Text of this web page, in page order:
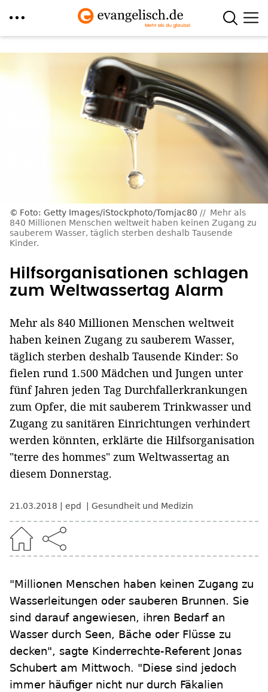
Inhalt
Foto: Getty Images/iStockphoto/Tomjac80
Mehr als
840 Millionen Menschen weltweit haben keinen Zugang zu
sauberem Wasser, täglich sterben deshalb Tausende
Kinder.
Hilfsorganisationen schlagen
zum Weltwassertag Alarm
Mehr als 840 Millionen Menschen weltweit
haben keinen Zugang zu sauberem Wasser,
täglich sterben deshalb Tausende Kinder: So
fielen rund 1.500 Mädchen und Jungen unter
fünf Jahren jeden Tag Durchfallerkrankungen
zum Opfer, die mit sauberem Trinkwasser und
Zugang zu sanitären Einrichtungen verhindert
werden könnten, erklärte die Hilfsorganisation
"terre des hommes" zum Weltwassertag an
diesem Donnerstag.
21.03.2018 epd Gesundheit und Medizin
"Millionen Menschen haben keinen Zugang zu
Wasserleitungen oder sauberen Brunnen. Sie
sind darauf angewiesen, ihren Bedarf an
Wasser durch Seen, Bäche oder Flüsse zu
decken", sagte Kinderrechte-Referent Jonas
Schubert am Mittwoch. "Diese sind jedoch
immer häufiger nicht nur durch Fäkalien